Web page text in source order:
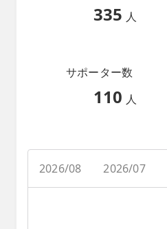
335 人
サポーター数
110 人
2026/08 2026/07